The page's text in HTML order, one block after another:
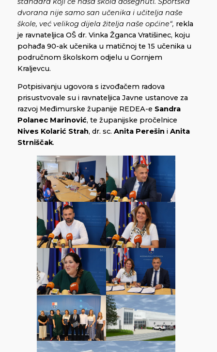
dvorana nije samo san učenika i učitelja naše
škole, već velikog dijela žitelja naše općine“, rekla
je ravnateljica OŠ dr. Vinka Žganca Vratišinec, koju
pohađa 90-ak učenika u matičnoj te 15 učenika u
područnom školskom odjelu u Gornjem
Kraljevcu.
Potpisivanju ugovora s izvođačem radova
prisustvovale su i ravnateljica Javne ustanove za
razvoj Međimurske županije REDEA-e Sandra
Polanec Marinović, te županijske pročelnice
Nives Kolarić Strah, dr. sc. Anita Perešin i Anita
Strniščak.